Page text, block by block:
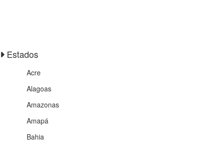
Estados
Acre
Alagoas
Amazonas
Amapá
Bahia